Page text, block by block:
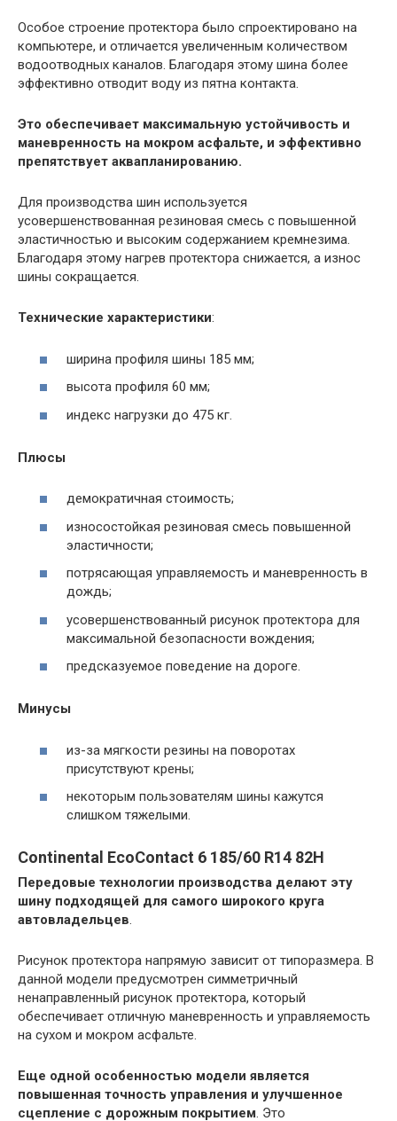
Особое строение протектора было спроектировано на
компьютере, и отличается увеличенным количеством
водоотводных каналов. Благодаря этому шина более
эффективно отводит воду из пятна контакта.
Это обеспечивает максимальную устойчивость и
маневренность на мокром асфальте, и эффективно
препятствует аквапланированию.
Для производства шин используется
усовершенствованная резиновая смесь с повышенной
эластичностью и высоким содержанием кремнезима.
Благодаря этому нагрев протектора снижается, а износ
шины сокращается.
Технические характеристики:
ширина профиля шины 185 мм;
высота профиля 60 мм;
индекс нагрузки до 475 кг.
Плюсы
демократичная стоимость;
износостойкая резиновая смесь повышенной
эластичности;
потрясающая управляемость и маневренность в
дождь;
усовершенствованный рисунок протектора для
максимальной безопасности вождения;
предсказуемое поведение на дороге.
Минусы
из-за мягкости резины на поворотах
присутствуют крены;
некоторым пользователям шины кажутся
слишком тяжелыми.
Continental EcoContact 6 185/60 R14 82H
Передовые технологии производства делают эту
шину подходящей для самого широкого круга
автовладельцев.
Рисунок протектора напрямую зависит от типоразмера. В
данной модели предусмотрен симметричный
ненаправленный рисунок протектора, который
обеспечивает отличную маневренность и управляемость
на сухом и мокром асфальте.
Еще одной особенностью модели является
повышенная точность управления и улучшенное
сцепление с дорожным покрытием. Это